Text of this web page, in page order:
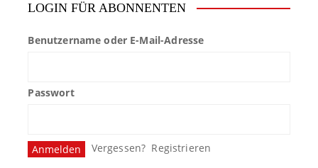
LOGIN FÜR ABONNENTEN
Benutzername oder E-Mail-Adresse
Passwort
Vergessen? Registrieren